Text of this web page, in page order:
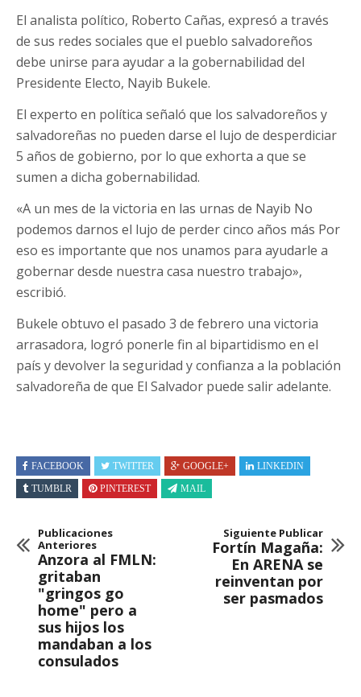
El analista político, Roberto Cañas, expresó a través
de sus redes sociales que el pueblo salvadoreños
debe unirse para ayudar a la gobernabilidad del
Presidente Electo, Nayib Bukele.
El experto en política señaló que los salvadoreños y
salvadoreñas no pueden darse el lujo de desperdiciar
5 años de gobierno, por lo que exhorta a que se
sumen a dicha gobernabilidad.
«A un mes de la victoria en las urnas de Nayib No
podemos darnos el lujo de perder cinco años más Por
eso es importante que nos unamos para ayudarle a
gobernar desde nuestra casa nuestro trabajo»,
escribió.
Bukele obtuvo el pasado 3 de febrero una victoria
arrasadora, logró ponerle fin al bipartidismo en el
país y devolver la seguridad y confianza a la población
salvadoreña de que El Salvador puede salir adelante.
FACEBOOK TWITTER GOOGLE+
LINKEDIN
TUMBLR
PINTEREST MAIL
Publicaciones
Anteriores
Anzora al FMLN:
gritaban
"gringos go
home" pero a
sus hijos los
mandaban a los
consulados
Siguiente Publicar
Fortín Magaña:
En ARENA se
reinventan por
ser pasmados